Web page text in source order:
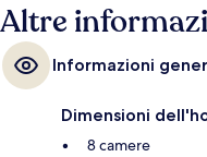
Altre
Informazioni
Dimensioni
8 camere